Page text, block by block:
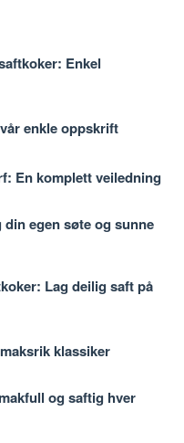
Enkel
enkle oppskrift
En komplett veiledning
egen søte og sunne
Lag deilig saft på
klassiker
og saftig hver